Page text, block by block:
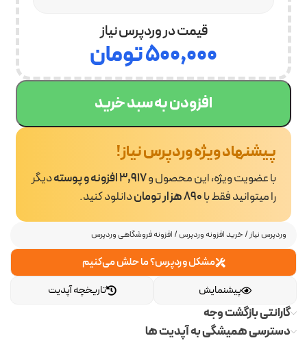
وردپرس نیاز/خرید افزونه وردپرس/ افزونه فروشگاهی وردپرس
مشکل وردپرس؟ ما حلش می‌کنیم
تاریخچه آپدیت
پیشنمایش
گارانتی بازگشت وجه
دسترسی همیشگی به آپدیت ها
قیمت در وردپرس نیاز
۵۰۰,۰۰۰تومان
افزودن به سبد خرید
پیشنهاد ویژه وردپرس نیاز!
با عضویت ویژه، این محصول و3,917 افزونه و پوسته
دیگر
را میتوانید فقط با890 هزار تومان دانلود کنید.